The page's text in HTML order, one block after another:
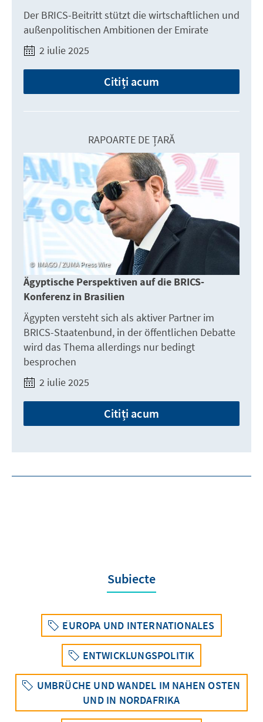
Der BRICS-Beitritt stützt die wirtschaftlichen und
außenpolitischen Ambitionen der Emirate
2 iulie 2025
Citiți acum
RAPOARTE DE ȚARĂ
IMAGO / ZUMA Press Wire
Ägyptische Perspektiven auf die BRICS-
Konferenz in Brasilien
Ägypten versteht sich als aktiver Partner im
BRICS-Staatenbund, in der öffentlichen Debatte
wird das Thema allerdings nur bedingt
besprochen
2 iulie 2025
Citiți acum
Subiecte
EUROPA UND INTERNATIONALES
ENTWICKLUNGSPOLITIK
UMBRÜCHE UND WANDEL IM NAHEN OSTEN
UND IN NORDAFRIKA